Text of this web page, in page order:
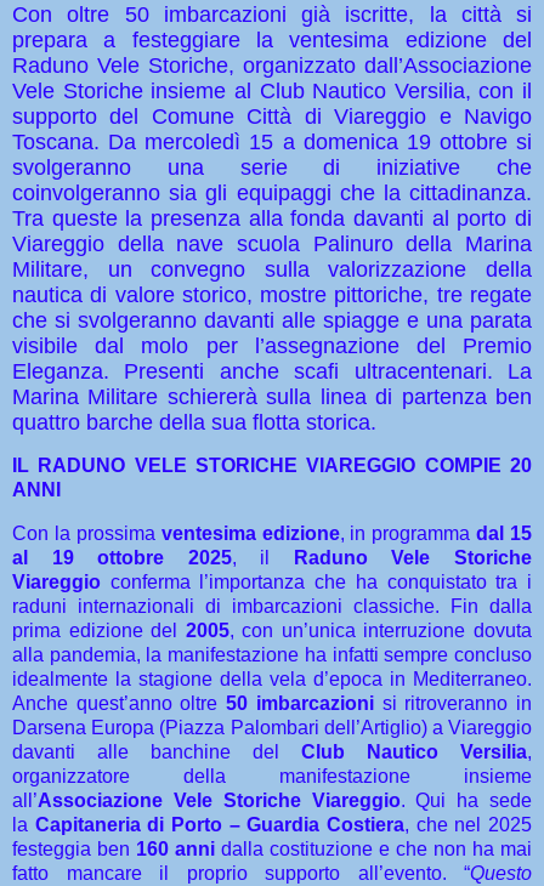
Con oltre 50 imbarcazioni già iscritte, la città si
prepara a festeggiare la ventesima edizione del
Raduno Vele Storiche, organizzato dall’Associazione
Vele Storiche insieme al Club Nautico Versilia, con il
supporto del Comune Città di Viareggio e Navigo
Toscana. Da mercoledì 15 a domenica 19 ottobre si
svolgeranno una serie di iniziative che
coinvolgeranno sia gli equipaggi che la cittadinanza.
Tra queste la presenza alla fonda davanti al porto di
Viareggio della nave scuola Palinuro della Marina
Militare, un convegno sulla valorizzazione della
nautica di valore storico, mostre pittoriche, tre regate
che si svolgeranno davanti alle spiagge e una parata
visibile dal molo per l’assegnazione del Premio
Eleganza. Presenti anche scafi ultracentenari. La
Marina Militare schiererà sulla linea di partenza ben
quattro barche della sua flotta storica.
IL RADUNO VELE STORICHE VIAREGGIO COMPIE 20
ANNI
Con la prossima ventesima edizione, in programmadal 15
al 19 ottobre 2025, il
Raduno Vele Storiche
Viareggio conferma l’importanza che ha conquistato tra i
raduni internazionali di imbarcazioni classiche. Fin dalla
prima edizione del 2005, con un’unica interruzione dovuta
alla pandemia, la manifestazione ha infatti sempre concluso
idealmente la stagione della vela d’epoca in Mediterraneo.
Anche quest’anno oltre50 imbarcazionisi ritroveranno in
Darsena Europa (Piazza Palombari dell’Artiglio) a Viareggio
davanti alle banchine del Club Nautico Versilia,
organizzatore della manifestazione insieme
all’Associazione Vele Storiche Viareggio. Qui ha sede
la Capitaneria di Porto – Guardia Costiera, che nel 2025
festeggia ben 160 anni dalla costituzione e che non ha mai
fatto mancare il proprio supporto all’evento. “Questo